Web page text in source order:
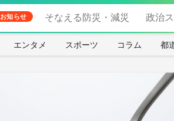
お知らせ そなえる防災・減災 政治
エンタメ スポーツ コラム 都